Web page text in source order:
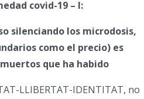
covid-19 – I:
silenciando los microdosis,
como el precio) es
que ha habido
LLIBERTAT-IDENTITAT, no